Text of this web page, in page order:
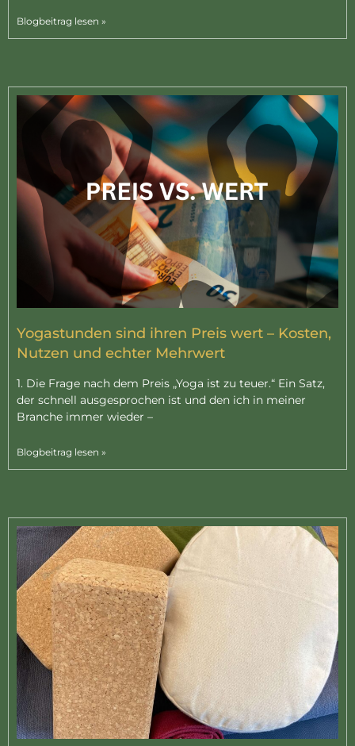
Blogbeitrag lesen »
Yogastunden sind ihren Preis wert – Kosten,
Nutzen und echter Mehrwert
1. Die Frage nach dem Preis „Yoga ist zu teuer.“ Ein Satz,
der schnell ausgesprochen ist und den ich in meiner
Branche immer wieder –
Blogbeitrag lesen »